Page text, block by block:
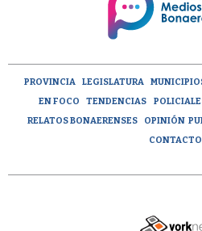
PROVINCIA LEGISLATURA
EN FOCO
TENDENCIAS
RELATOS BONAERENSES
OPINIÓN
CONTACTO